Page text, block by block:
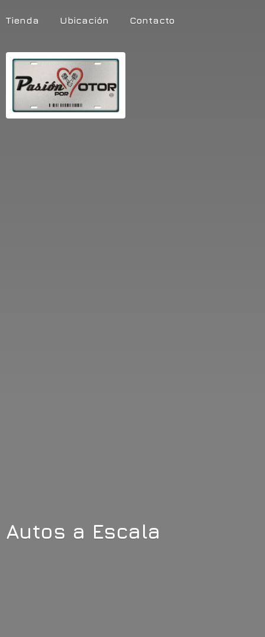
Tienda Ubicación Contacto
Autos a Escala